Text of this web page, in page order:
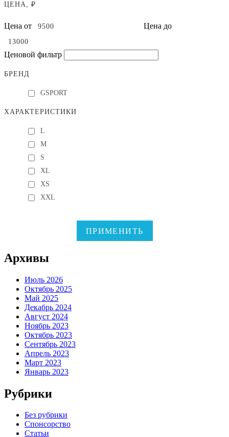
ЦЕНА, ₽
Цена от Цена до
Ценовой фильтр
БРЕНД
GSPORT
ХАРАКТЕРИСТИКИ
L
M
S
XL
XS
XXL
ПРИМЕНИТЬ
Архивы
Июль 2026
Октябрь 2025
Май 2025
Декабрь 2024
Август 2024
Ноябрь 2023
Октябрь 2023
Сентябрь 2023
Апрель 2023
Март 2023
Январь 2023
Рубрики
Без рубрики
Спонсорство
Статьи